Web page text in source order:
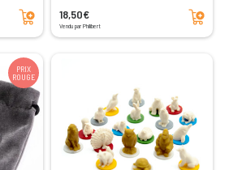
Ajouter au panier 18,50€
Vendu par Philibert
Ajouter au panier
PRIX
ROUGE